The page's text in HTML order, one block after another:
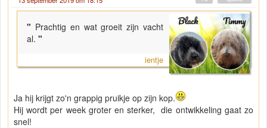
" Prachtig en wat groeit zijn vacht
al. "
ientje
Ja hij krijgt zo'n grappig pruikje op zijn kop.
Hij wordt per week groter en sterker, die ontwikkeling gaat zo
snel!